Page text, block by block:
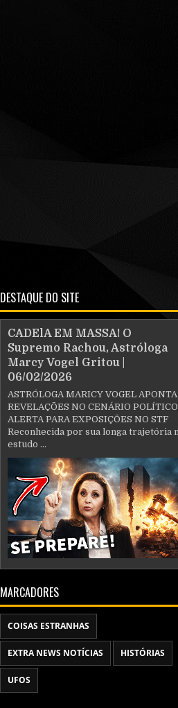
DESTAQUE DO SITE
CADElA EM MASSA! O
Supremo Rachou, Astróloga
Marcy Vogel Gritou |
06/02/2026
ASTRÓLOGA MARICY VOGEL APONTA
REVELAÇÕES NO CENÁRIO
ALERTA PARA EXPOSIÇÕES NO STF
Reconhecida por sua longa trajetória
estudo ...
MARCADORES
COISAS ESTRANHAS
EXTRA NEWS NOTÍCIAS HISTÓRIAS
UFOS